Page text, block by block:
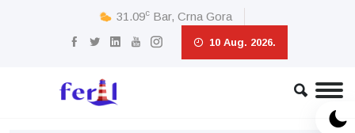
31.09c Bar, Crna Gora
10 Aug. 2026.